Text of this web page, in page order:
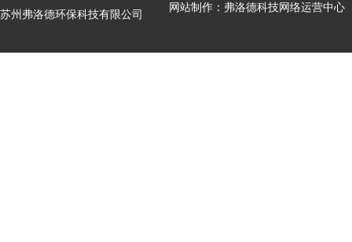
苏州弗洛德环保科技有限公司
网站制作： 弗洛德科技网络运营中心